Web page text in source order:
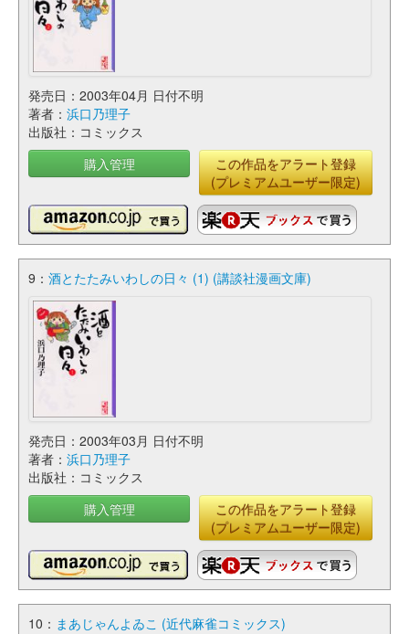
発売日：2003年04月 日付不明
著者： 浜口乃理子
出版社：コミックス
購入管理
この作品をアラート登録
(プレミアムユーザー限定)
9： 酒とたたみいわしの日々 (1) (講談社漫画文庫)
発売日：2003年03月 日付不明
著者： 浜口乃理子
出版社：コミックス
購入管理
この作品をアラート登録
(プレミアムユーザー限定)
10： まあじゃんよゐこ (近代麻雀コミックス)